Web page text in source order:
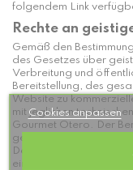
folgendem Link
Rechte an
Gemäß den
des Gesetzes über
Verbreitung und
Bereitstellung, des
Website zu
mit jeglichen
Gourmet Otero. Der
gewerblichen
Der Benutzer weiß und
einschließlich, aber
Cookies anpassen